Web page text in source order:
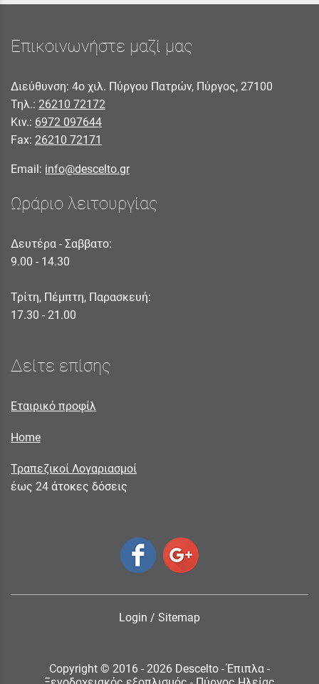
Επικοινωνήστε μαζί μας
Διεύθυνση: 4ο χιλ. Πύργου Πατρών, Πύργος, 27100
Τηλ.: 26210 72172
Κιν.: 6972 097644
Fax: 26210 72171
Email: info@descelto.gr
Ωράριο λειτουργίας
Δευτέρα - Σαββατο:
9.00 - 14.30
Τρίτη, Πέμπτη, Παρασκευή:
17.30 - 21.00
Δείτε επίσης
Εταιρικό προφίλ
Home
Τραπεζικοί Λογαριασμοί
έως 24 άτοκες δόσεις
Login / Sitemap
Copyright © 2016 - 2026 Descelto - Έπιπλα -